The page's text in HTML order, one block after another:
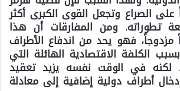
الصراع وتجعل القوى الكبرى أكثر
تطوراته. ومن المفارقات أن هذا
مزدوجاً، فهو يحد من اندفاع الأطراف
الكلفة الاقتصادية الهائلة التي
لكنه في الوقت نفسه يزيد تعقيد
أطراف دولية إضافية إلى معادلة